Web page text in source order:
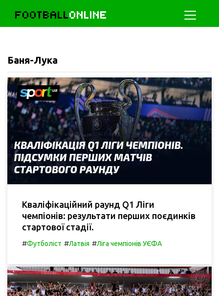
FOOTBALLONLINE
Баня-Лука
Кваліфікаційний раунд Q1 Ліги
чемпіонів: результати перших поєдинків
стартової стадії.
#Футболіст #Латвія #Ліга чемпіонів УЄФА